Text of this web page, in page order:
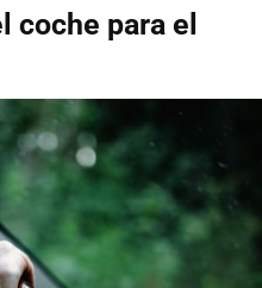
coche para el